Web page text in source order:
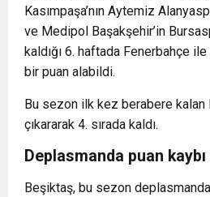
Kasımpaşa’nın Aytemiz
ve Medipol Başakşehir’in
kaldığı 6. haftada Fenerbahçe
bir puan alabildi.
Bu sezon ilk kez berabere kalan
çıkararak 4. sırada kaldı.
Deplasmanda puan
Beşiktaş, bu sezon